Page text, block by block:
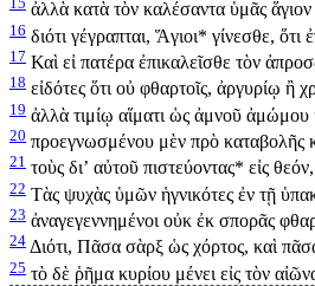
ἀλλὰ κατὰ τὸν καλέσαντα ὑμᾶς
16 διότι γέγραπται, Ἅγιοι* γίνεσθε, ὅτι
17 Καὶ εἰ πατέρα ἐπικαλεῖσθε τὸν
18 εἰδότες ὅτι οὐ φθαρτοῖς, ἀργυρίῳ
19 ἀλλὰ τιμίῳ αἵματι ὡς ἀμνοῦ ἀμώμου
20 προεγνωσμένου μὲν πρὸ καταβολῆς
21 τοὺς διʼ αὐτοῦ πιστεύοντας* εἰς
22 Τὰς ψυχὰς ὑμῶν ἡγνικότες ἐν τῇ
23 ἀναγεγεννημένοι οὐκ ἐκ σπορᾶς
24 Διότι, Πᾶσα σὰρξ ὡς χόρτος, καὶ
25 τὸ δὲ ῥῆμα κυρίου μένει εἰς τὸν